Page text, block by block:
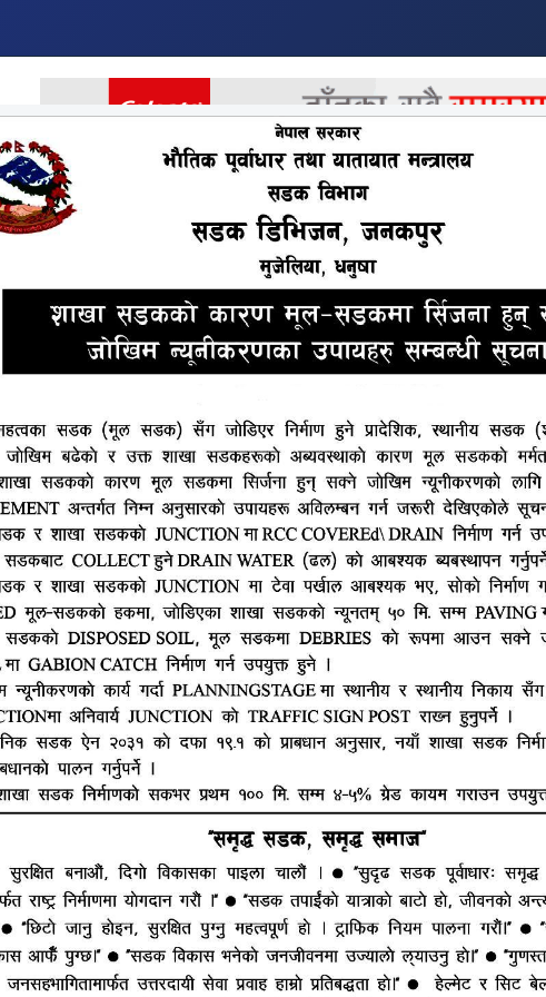
विचार अन्तराष्ट्रियखेलकुदमनोरन्जनअन्य
हत्या कान
जानकी न्यूज नेटवर्क
ठेगाना: लक्ष्मीनियाँ -७, मधेश प्रदेश
सम्पर्क नं. : +977-9844100829
हाम्रो टीम
सम्पादक : राजेश कुमार झा
समाचार संयोजक : राजन झा